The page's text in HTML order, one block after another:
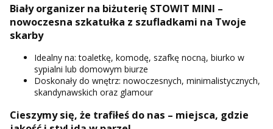
Biały organizer na biżuterię STOWIT MINI –
nowoczesna szkatułka z szufladkami na Twoje
skarby
Idealny na: toaletkę, komodę, szafkę nocną, biurko w
sypialni lub domowym biurze
Doskonały do wnętrz: nowoczesnych, minimalistycznych,
skandynawskich oraz glamour
Cieszymy się, że trafiłeś do nas – miejsca, gdzie